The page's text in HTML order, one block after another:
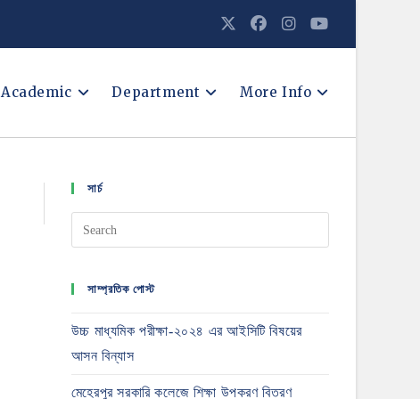
Academic Department More Info
সার্চ
সাম্প্রতিক পোস্ট
উচ্চ মাধ্যমিক পরীক্ষা-২০২৪ এর আইসিটি বিষয়ের
আসন বিন্যাস
মেহেরপুর সরকারি কলেজে শিক্ষা উপকরণ বিতরণ